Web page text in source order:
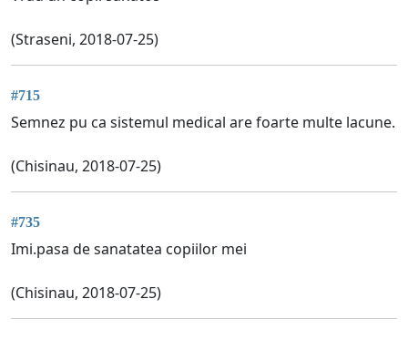
(Straseni, 2018-07-25)
#715
Semnez pu ca sistemul medical are foarte multe lacune.
(Chisinau, 2018-07-25)
#735
Imi.pasa de sanatatea copiilor mei
(Chisinau, 2018-07-25)